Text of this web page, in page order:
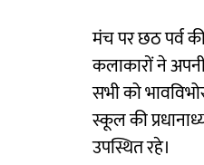
मंच पर छठ पर्व
कलाकारों ने
सभी को
स्कूल की
उपस्थित रहे।